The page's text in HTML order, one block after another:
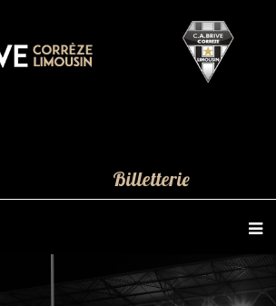
Billetterie